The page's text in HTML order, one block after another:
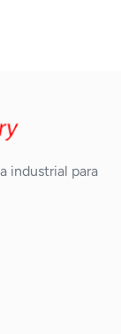
industrial para